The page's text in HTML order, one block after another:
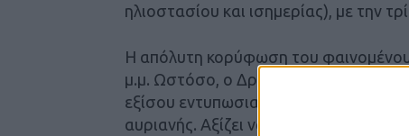
ηλιοστασίου και ισημερίας), με την
Η απόλυτη κορύφωση του
μ.μ. Ωστόσο, ο Δρ. Μπράουν
εξίσου εντυπωσιακό τόσο κατά τη
αυριανής. Αξίζει να σημειωθεί ότι